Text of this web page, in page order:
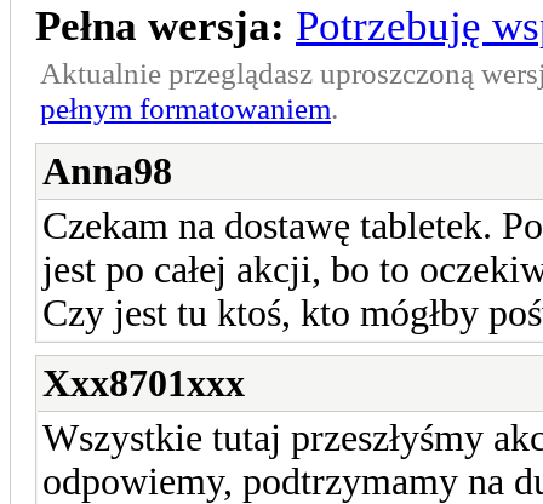
Pełna wersja: Potrzebuję
Aktualnie przeglądasz uproszczoną
pełnym formatowaniem.
Anna98
Czekam na dostawę tabletek.
jest po całej akcji, bo to
Czy jest tu ktoś, kto mógłby
Xxx8701xxx
Wszystkie tutaj przeszłyśmy
odpowiemy, podtrzymamy na